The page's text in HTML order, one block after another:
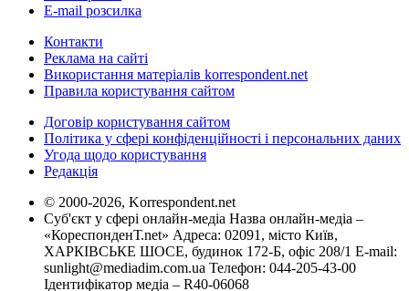
E-mail розсилка
Контакти
Реклама на сайті
Використання матеріалів korrespondent.net
Правила користування сайтом
Договір користування сайтом
Політика у сфері конфіденційності і персональних даних
Угода щодо користування
Редакція
© 2000-2026, Korrespondent.net
Суб'єкт у сфері онлайн-медіа Назва онлайн-медіа –
«КореспонденТ.net» Адреса: 02091, місто Київ,
ХАРКІВСЬКЕ ШОСЕ, будинок 172-Б, офіс 208/1 E-mail:
sunlight@mediadim.com.ua Телефон: 044-205-43-00
Ідентифікатор медіа – R40-06068